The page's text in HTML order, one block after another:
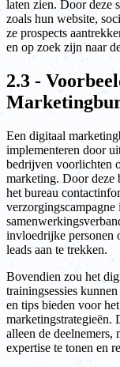
laten zien. Door deze
zoals hun website,
ze prospects
en op zoek zijn naar
2.3 -
Een digitaal
implementeren door
bedrijven voorlichten
marketing. Door deze
het bureau
invloedrijke personen
leads aan te trekken.
Bovendien zou het
trainingsessies
en tips bieden voor
marketingstrategieën.
alleen de deelnemers,
expertise te tonen en